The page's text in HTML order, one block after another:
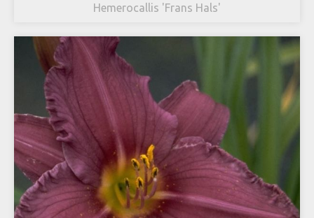
Hemerocallis 'Frans Hals'